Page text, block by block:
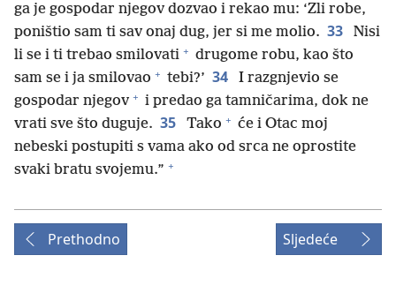
ga je gospodar njegov dozvao i rekao mu: ‘Zli robe,
poništio sam ti sav onaj dug, jer si me molio. 33
Nisi
li se i ti trebao smilovati + drugome robu, kao što
sam se i ja smilovao + tebi?’ 34
I razgnjevio se
gospodar njegov + i predao ga tamničarima, dok ne
vrati sve što duguje. 35 Tako + će i Otac moj
nebeski postupiti s vama ako od srca ne oprostite
svaki bratu svojemu.” +
Prethodno Sljedeće